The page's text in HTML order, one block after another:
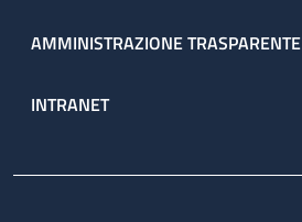
AMMINISTRAZIONE TRASPARENTE
INTRANET